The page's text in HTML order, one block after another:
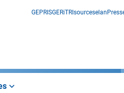
GEPRISGERiTRIsourceselan